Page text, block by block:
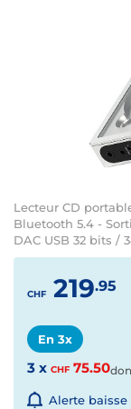
Lecteur CD
Bluetooth 5.4 -
DAC USB 32 bits /
CHF 219.95
En 3x
3 x CHF75.50
Alerte baisse